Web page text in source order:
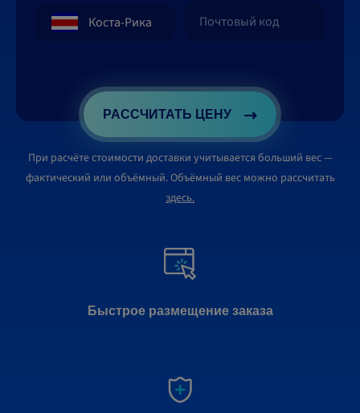
РАССЧИТАТЬ ЦЕНУ
При расчёте стоимости доставки учитывается больший вес —
фактический или объёмный. Объёмный вес можно рассчитать
здесь.
Быстрое размещение заказа